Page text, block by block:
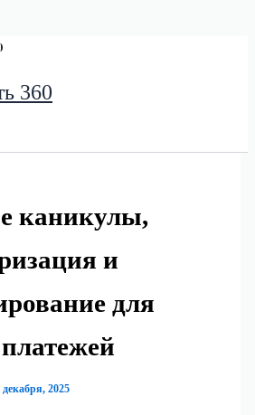
360
каникулы,
и
для
декабря, 2025